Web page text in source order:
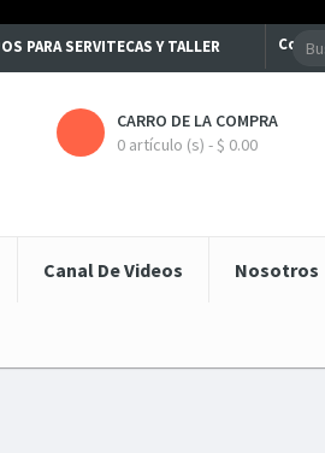
PARA SERVITECAS Y TALLER
CARRO DE LA COMPRA
0 artículo (s) - $ 0.00
Canal De Videos Nosotros